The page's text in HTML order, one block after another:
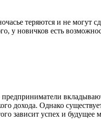
теряются и не могут
новичков есть
дохода. Однако
зависит успех и будущее